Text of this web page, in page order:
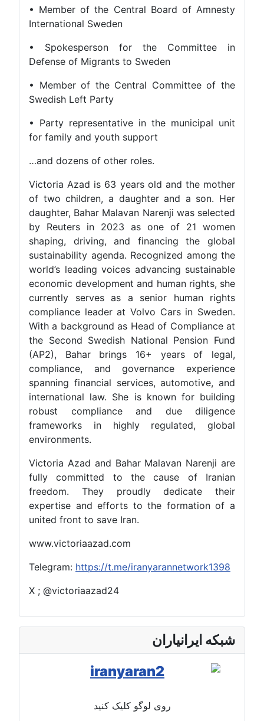
• Member of the Central Board of Amnesty
International Sweden
• Spokesperson for the Committee in
Defense of Migrants to Sweden
• Member of the Central Committee of the
Swedish Left Party
• Party representative in the municipal unit
for family and youth support
…and dozens of other roles.
Victoria Azad is 63 years old and the mother
of two children, a daughter and a son. Her
daughter, Bahar Malavan Narenji was selected
by Reuters in 2023 as one of 21 women
shaping, driving, and financing the global
sustainability agenda. Recognized among the
world’s leading voices advancing sustainable
economic development and human rights, she
currently serves as a senior human rights
compliance leader at Volvo Cars in Sweden.
With a background as Head of Compliance at
the Second Swedish National Pension Fund
(AP2), Bahar brings 16+ years of legal,
compliance, and governance experience
spanning financial services, automotive, and
international law. She is known for building
robust compliance and due diligence
frameworks in highly regulated, global
environments.
Victoria Azad and Bahar Malavan Narenji are
fully committed to the cause of Iranian
freedom. They proudly dedicate their
expertise and efforts to the formation of a
united front to save Iran.
www.victoriaazad.com
Telegram: https://t.me/iranyarannetwork1398
X ; @victoriaazad24
شبکه ایرانیاران
روی لوگو کلیک کنید